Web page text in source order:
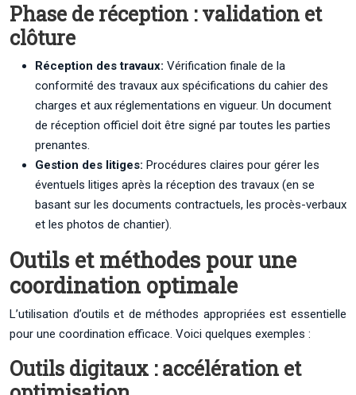
Phase de réception : validation et
clôture
Réception des travaux: Vérification finale de la
conformité des travaux aux spécifications du cahier des
charges et aux réglementations en vigueur. Un document
de réception officiel doit être signé par toutes les parties
prenantes.
Gestion des litiges: Procédures claires pour gérer les
éventuels litiges après la réception des travaux (en se
basant sur les documents contractuels, les procès-verbaux
et les photos de chantier).
Outils et méthodes pour une
coordination optimale
L’utilisation d’outils et de méthodes appropriées est essentielle
pour une coordination efficace. Voici quelques exemples :
Outils digitaux : accélération et